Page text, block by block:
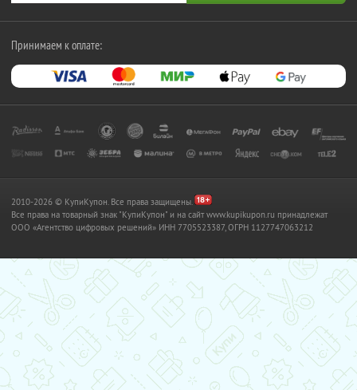
Принимаем к оплате:
2010-2026 © КупиКупон. Все права защищены.
Все права на товарный знак "КупиКупон" и на сайт www.kupikupon.ru принадлежат
OOO «Агентство цифровых решений» ИНН 7705523387, ОГРН 1127747063212